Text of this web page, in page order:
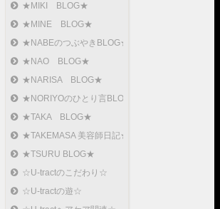
★MIKI BLOG★
★MINE BLOG★
★NABEのつぶやきBLOG★
★NAO BLOG★
★NARISA BLOG★
★NORIYOのひとり言BLOG
★TAKA BLOG★
★TAKEMASA 美容師日記★
★TSURU BLOG★
☆U-tractのこだわり☆
☆U-tractの遊☆